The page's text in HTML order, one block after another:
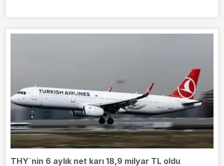
THY`nin 6 aylık net karı 18,9 milyar TL oldu